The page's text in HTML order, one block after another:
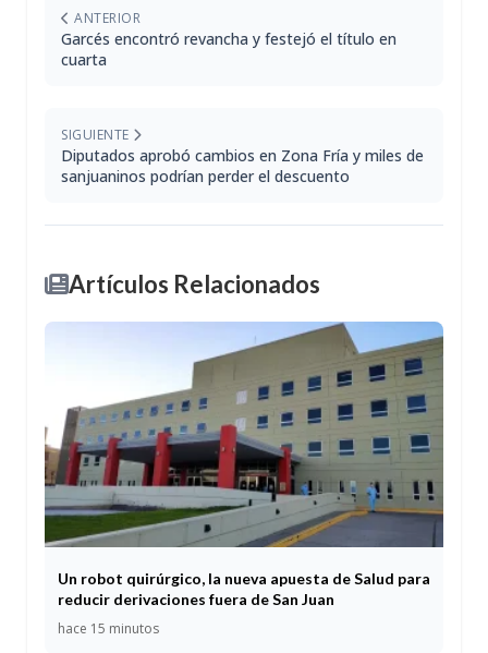
ANTERIOR
Garcés encontró revancha y festejó el título en
cuarta
SIGUIENTE
Diputados aprobó cambios en Zona Fría y miles de
sanjuaninos podrían perder el descuento
Artículos Relacionados
Un robot quirúrgico, la nueva apuesta de Salud para
reducir derivaciones fuera de San Juan
hace 15 minutos